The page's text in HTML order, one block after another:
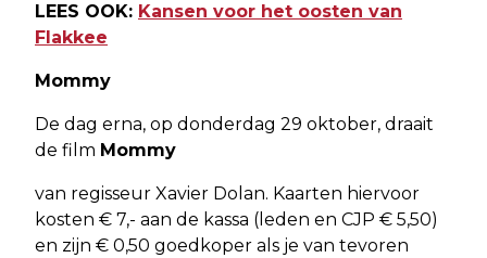
LEES OOK: Kansen voor het oosten van
Flakkee
Mommy
De dag erna, op donderdag 29 oktober, draait
de film Mommy
van regisseur Xavier Dolan. Kaarten hiervoor
kosten € 7,- aan de kassa (leden en CJP € 5,50)
en zijn € 0,50 goedkoper als je van tevoren